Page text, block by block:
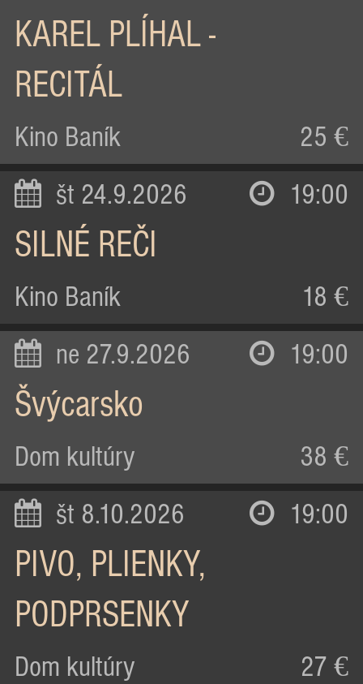
KAREL PLÍHAL -
RECITÁL
Kino Baník 25 €
št 24.9.2026 19:00
SILNÉ REČI
Kino Baník 18 €
ne 27.9.2026 19:00
Švýcarsko
Dom kultúry 38 €
št 8.10.2026 19:00
PIVO, PLIENKY,
PODPRSENKY
Dom kultúry 27 €